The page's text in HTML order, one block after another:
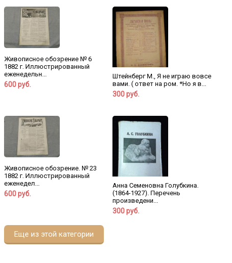
Живописное обозрение № 6
1882 г. Иллюстрированный
еженедельн...
600 руб.
Штейнберг М., Я не играю вовсе
вами. ( ответ на ром. *Но я в...
300 руб.
Живописное обозрение. № 23
1882 г. Иллюстрированный
еженедел...
600 руб.
Анна Семеновна Голубкина.
(1864-1927). Перечень
произведени...
300 руб.
Еще из этой категории